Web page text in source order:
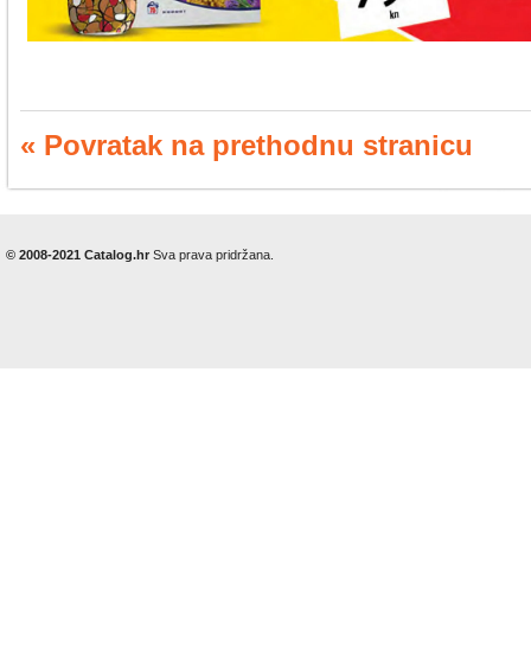
« Povratak na prethodnu stranicu
© 2008-2021 Catalog.hr Sva prava pridržana.